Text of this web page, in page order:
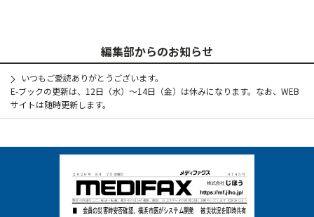
編集部からのお知らせ
いつもご愛読ありがとうございます。
E-ブックの更新は、12日（水）～14日（金）は休みになります。なお、WEB
サイトは随時更新します。